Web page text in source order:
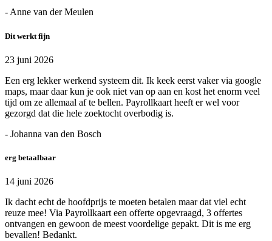
- Anne van der Meulen
Dit werkt fijn
23 juni 2026
Een erg lekker werkend systeem dit. Ik keek eerst vaker via google
maps, maar daar kun je ook niet van op aan en kost het enorm veel
tijd om ze allemaal af te bellen. Payrollkaart heeft er wel voor
gezorgd dat die hele zoektocht overbodig is.
- Johanna van den Bosch
erg betaalbaar
14 juni 2026
Ik dacht echt de hoofdprijs te moeten betalen maar dat viel echt
reuze mee! Via Payrollkaart een offerte opgevraagd, 3 offertes
ontvangen en gewoon de meest voordelige gepakt. Dit is me erg
bevallen! Bedankt.